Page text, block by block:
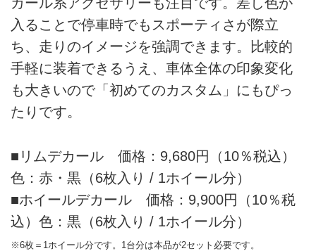
入ることで停車時でもスポーティさが際立
ち、走りのイメージを強調できます。比較的
手軽に装着できるうえ、車体全体の印象変化
も大きいので「初めてのカスタム」にもぴっ
たりです。
■リムデカール 価格：9,680円（10％税込）
色：赤・黒（6枚入り / 1ホイール分）
■ホイールデカール 価格：9,900円（10％税
込）色：黒（6枚入り / 1ホイール分）
※6枚＝1ホイール分です。1台分は本品が2セット必要です。